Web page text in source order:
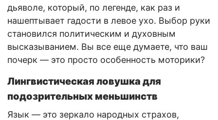
дьяволе, который, по легенде, как раз и
нашептывает гадости в левое ухо. Выбор руки
становился политическим и духовным
высказыванием. Вы все еще думаете, что ваш
почерк — это просто особенность моторики?
Лингвистическая ловушка для
подозрительных меньшинств
Язык — это зеркало народных страхов,